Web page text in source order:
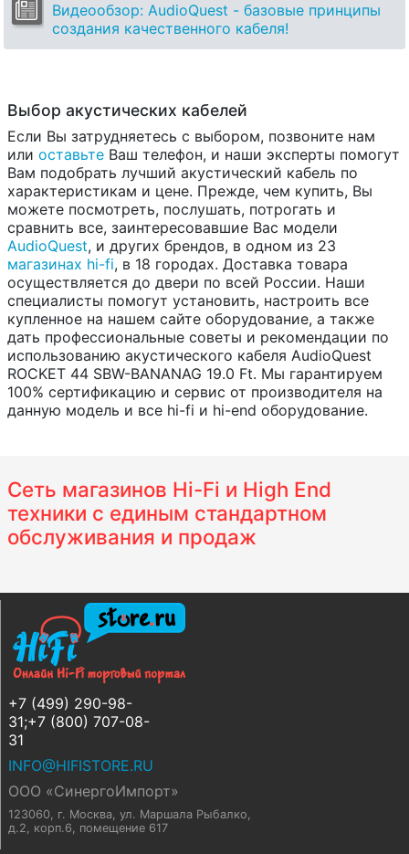
Видеообзор: AudioQuest - базовые принципы
создания качественного кабеля!
Выбор акустических кабелей
Если Вы затрудняетесь с выбором, позвоните нам
или оставьте Ваш телефон, и наши эксперты помогут
Вам подобрать лучший акустический кабель по
характеристикам и цене. Прежде, чем купить, Вы
можете посмотреть, послушать, потрогать и
сравнить все, заинтересовавшие Вас модели
AudioQuest, и других брендов, в одном из 23
магазинах hi-fi, в 18 городах. Доставка товара
осуществляется до двери по всей России. Наши
специалисты помогут установить, настроить все
купленное на нашем сайте оборудование, а также
дать профессиональные советы и рекомендации по
использованию акустического кабеля AudioQuest
ROCKET 44 SBW-BANANAG 19.0 Ft. Мы гарантируем
100% сертификацию и сервис от производителя на
данную модель и все hi-fi и hi-end оборудование.
Сеть магазинов Hi-Fi и High End
техники с единым стандартном
обслуживания и продаж
+7 (499) 290-98-
31;+7 (800) 707-08-
31
INFO@HIFISTORE.RU
ООО «СинергоИмпорт»
123060, г. Москва, ул. Маршала Рыбалко,
д.2, корп.6, помещение 617